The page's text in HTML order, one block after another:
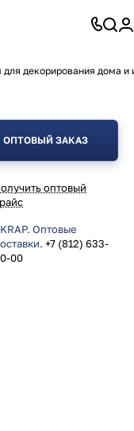
для декорирования дома и
ОПТОВЫЙ ЗАКАЗ
оптовый
Оптовые
+7 (812) 633-
00